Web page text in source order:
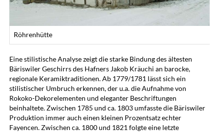
Röhrenhütte
Eine stilistische Analyse zeigt die starke Bindung des ältesten
Bäriswiler Geschirrs des Hafners Jakob Kräuchi an barocke,
regionale Keramiktraditionen. Ab 1779/1781 lässt sich ein
stilistischer Umbruch erkennen, der u.a. die Aufnahme von
Rokoko-Dekorelementen und eleganter Beschriftungen
beinhaltete. Zwischen 1785 und ca. 1803 umfasste die Bäriswiler
Produktion immer auch einen kleinen Prozentsatz echter
Fayencen. Zwischen ca. 1800 und 1821 folgte eine letzte